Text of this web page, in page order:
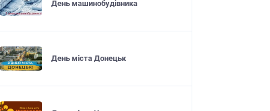
День машинобудівника
День міста Донецьк